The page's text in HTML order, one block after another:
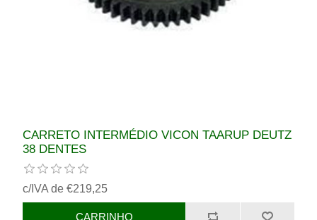
CARRETO INTERMÉDIO VICON TAARUP DEUTZ
38 DENTES
c/IVA de €219,25